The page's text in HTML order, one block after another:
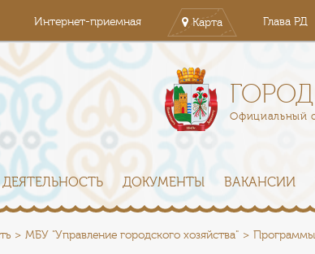
Интернет-приемная Карта Глава РД
Официальный
ДЕЯТЕЛЬНОСТЬ ДОКУМЕНТЫ ВАКАНСИИ
МБУ "Управление городского хозяйства" Программы